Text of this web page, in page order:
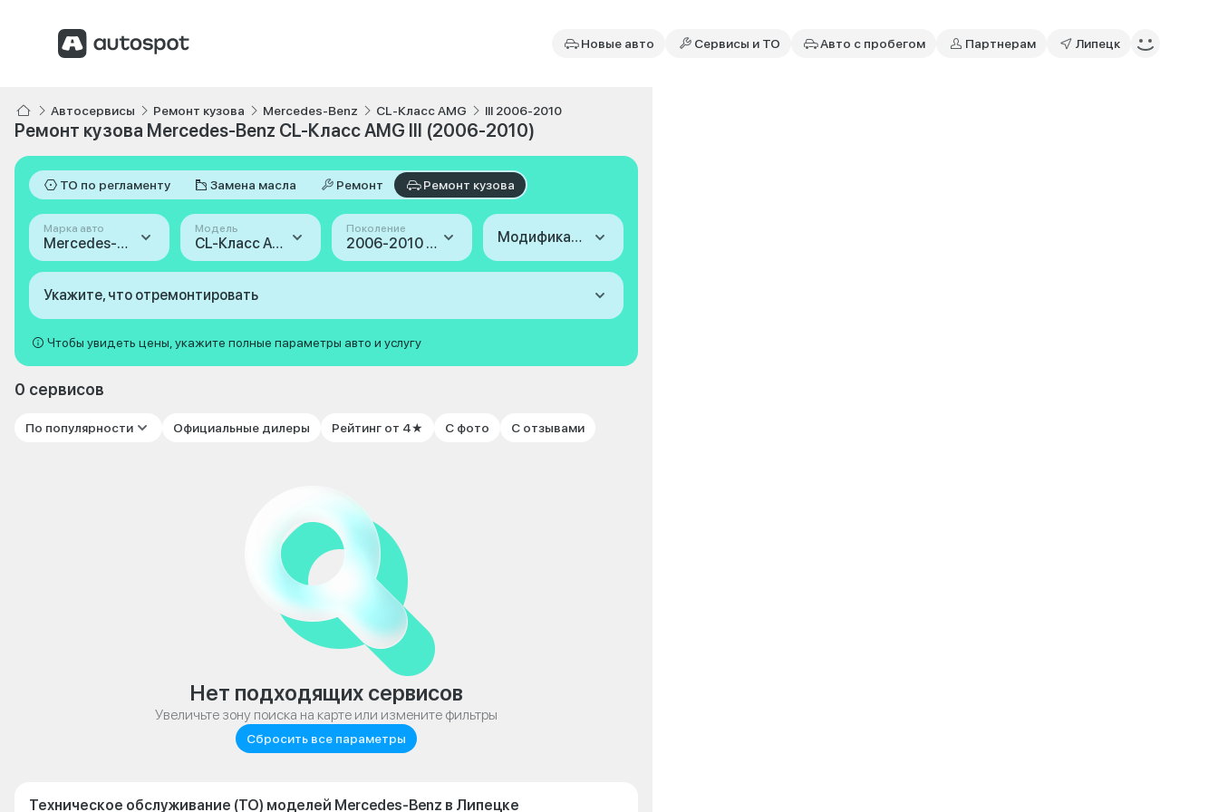
Новые авто Сервисы и ТО Авто с пробегом Партнерам Липецк
Автосервисы Ремонт кузова Mercedes-Benz CL-Класс AMG III 2006-2010
Ремонт кузова Mercedes-Benz CL-Класс AMG III (2006-2010)
ТО по регламенту Замена масла Ремонт Ремонт кузова
Марка авто
Mercedes-Benz
Модель
CL-Класс AMG
Поколение
2006-2010 (III) Модификация
Укажите, что отремонтировать
Чтобы увидеть цены, укажите полные параметры авто и услугу
0 сервисов
По популярности Официальные дилеры Рейтинг от 4★ С фото С отзывами
Нет подходящих сервисов
Увеличьте зону поиска на карте или измените фильтры
Сбросить все параметры
Техническое обслуживание (ТО) моделей Mercedes-Benz в Липецке